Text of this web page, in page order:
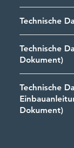
aus Edelstahl.
Führungsprofil
Leuchten-
anpassbar
ausführbar.
Vollverguß-
oder IP69k,
Grundprofil
Technische
Technische
Dokument)
Technische
Dokument)